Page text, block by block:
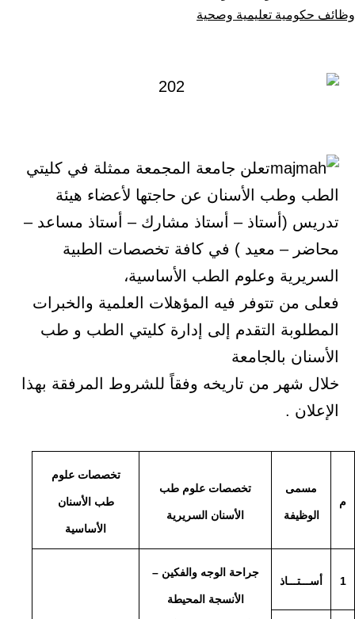
النشر
مصنف
وظائف حكومية تعليمية وصحية
تعلن جامعة المجمعة ممثلة في كليتي
الطب وطب الأسنان عن حاجتها لأعضاء هيئة
تدريس (أستاذ – أستاذ مشارك – أستاذ مساعد –
محاضر – معيد ) في كافة تخصصات الطبية
السريرية وعلوم الطب الأساسية،
فعلى من تتوفر فيه المؤهلات العلمية والخبرات
المطلوبة التقدم إلى إدارة كليتي الطب و طب
الأسنان بالجامعة
خلال شهر من تاريخه وفقاً للشروط المرفقة بهذا
الإعلان .
م
مسمى
الوظيفة
تخصصات علوم طب
الأسنان السريرية
تخصصات علوم
طب الأسنان
الأساسية
1 أســـتـــاذ
جراحة الوجه والفكين –
الأنسجة المحيطة